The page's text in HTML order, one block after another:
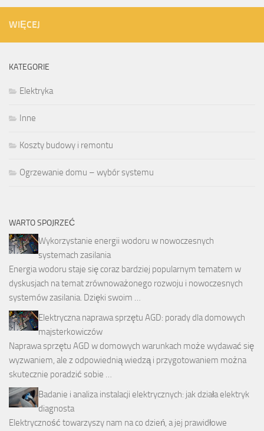
WIĘCEJ
KATEGORIE
Elektryka
Inne
Koszty budowy i remontu
Ogrzewanie domu – wybór systemu
WARTO SPOJRZEĆ
Wykorzystanie energii wodoru w nowoczesnych
systemach zasilania
Energia wodoru staje się coraz bardziej popularnym tematem w
dyskusjach na temat zrównoważonego rozwoju i nowoczesnych
systemów zasilania. Dzięki swoim …
Elektryczna naprawa sprzętu AGD: porady dla domowych
majsterkowiczów
Naprawa sprzętu AGD w domowych warunkach może wydawać się
wyzwaniem, ale z odpowiednią wiedzą i przygotowaniem można
skutecznie poradzić sobie …
Badanie i analiza instalacji elektrycznych: jak działa elektryk
diagnosta
Elektryczność towarzyszy nam na co dzień, a jej prawidłowe